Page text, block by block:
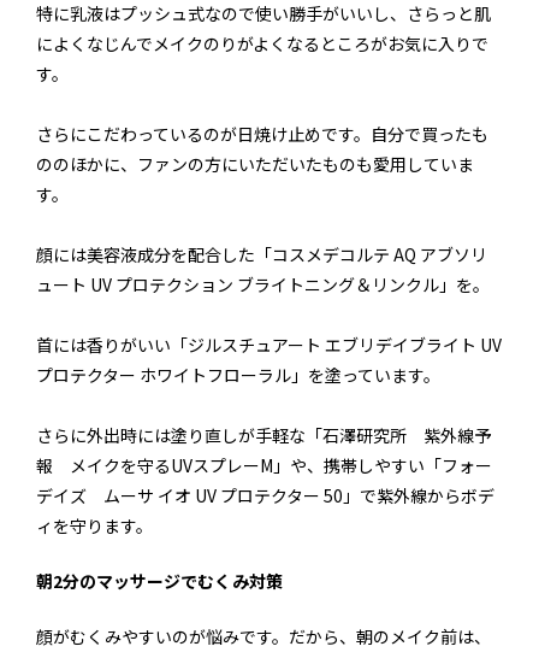
特に乳液はプッシュ式なので使い勝手がいいし、さらっと肌
によくなじんでメイクのりがよくなるところがお気に入りで
す。
さらにこだわっているのが日焼け止めです。自分で買ったも
ののほかに、ファンの方にいただいたものも愛用していま
す。
顔には美容液成分を配合した「コスメデコルテ AQ アブソリ
ュート UV プロテクション ブライトニング＆リンクル」を。
首には香りがいい「ジルスチュアート エブリデイブライト UV
プロテクター ホワイトフローラル」を塗っています。
さらに外出時には塗り直しが手軽な「石澤研究所 紫外線予
報 メイクを守るUVスプレーM」や、携帯しやすい「フォー
デイズ ムーサ イオ UV プロテクター 50」で紫外線からボデ
ィを守ります。
朝2分のマッサージでむくみ対策
顔がむくみやすいのが悩みです。だから、朝のメイク前は、